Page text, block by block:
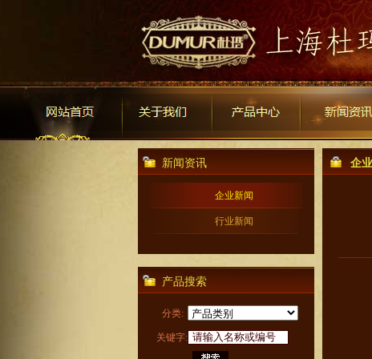
新闻资讯
企业新闻
行业新闻
产品搜索
分类:
关键字:
企